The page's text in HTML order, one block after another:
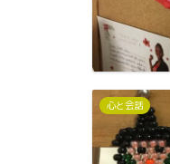
心と会話